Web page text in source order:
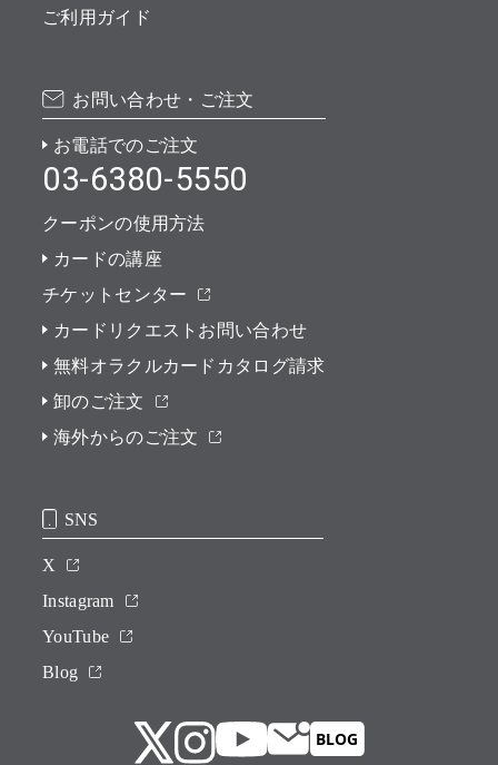
ご利用ガイド
お問い合わせ・ご注文
お電話でのご注文
03-6380-5550
クーポンの使用方法
カードの講座
チケットセンター
カードリクエストお問い合わせ
無料オラクルカードカタログ請求
卸のご注文
海外からのご注文
SNS
X
Instagram
YouTube
Blog